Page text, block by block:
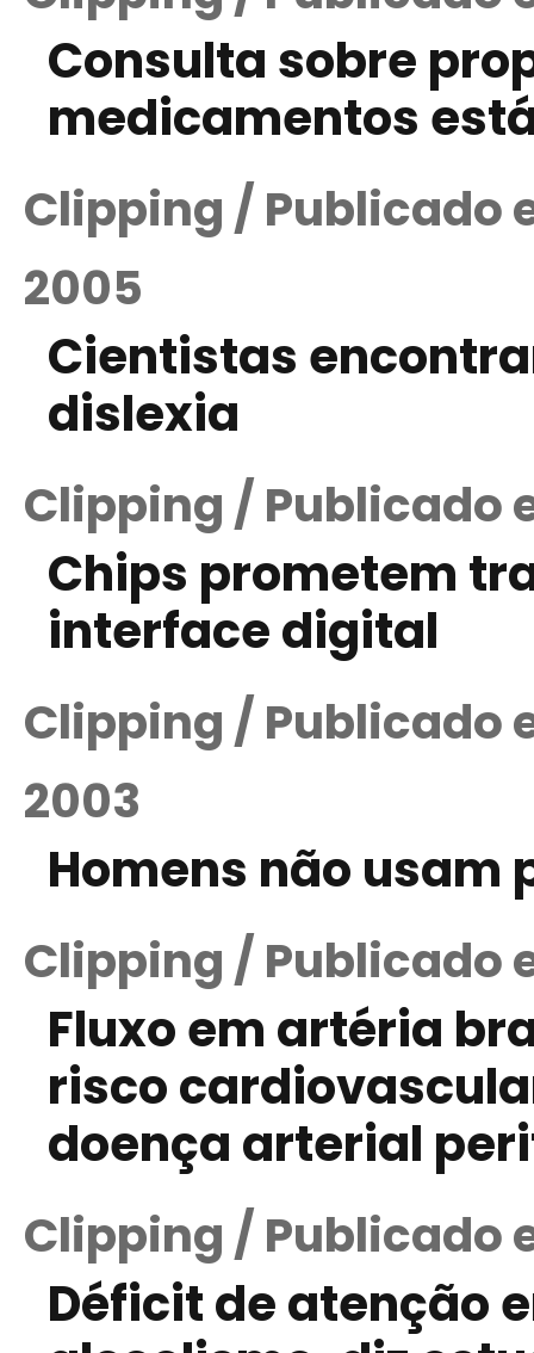
Consulta sobre
medicamentos
Clipping / Publicado
2005
Cientistas
dislexia
Clipping / Publicado
Chips prometem
interface digital
Clipping / Publicado
2003
Homens não usam
Clipping / Publicado
Fluxo em artéria
risco
doença arterial
Clipping / Publicado
Déficit de atenção